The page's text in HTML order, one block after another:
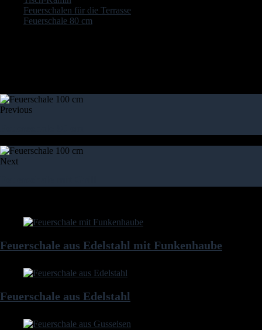
Feuerschalen für die Terrasse
Feuerschale 80 cm
Previous
Next
Feuerschale aus Edelstahl mit Funkenhaube
Feuerschale aus Edelstahl